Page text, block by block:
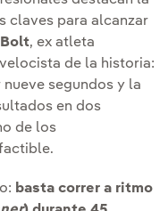
claves para alcanzar
, ex atleta
de la historia:
segundos y la
en dos
de los
basta correr a ritmo